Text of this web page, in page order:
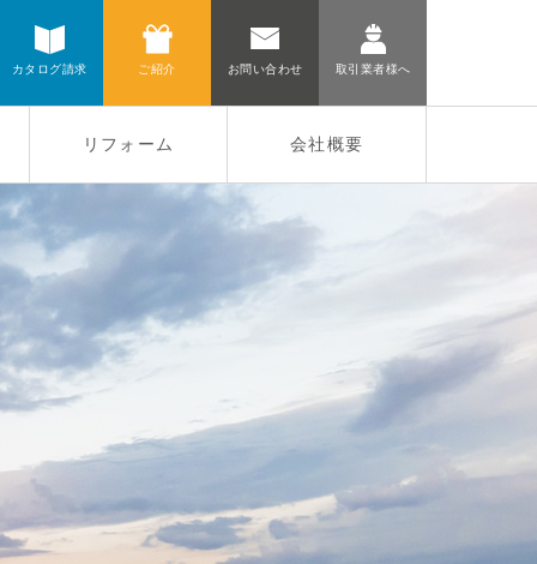
カタログ請求 ご紹介 お問い合わせ 取引業者様へ
リフォーム 会社概要